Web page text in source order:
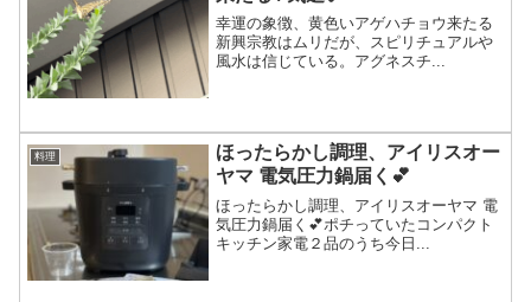
幸運の象徴、黄色いアゲハチョウ来たる
新興宗教はムリだが、スピリチュアルや
風水は信じている。アグネスチ...
料理
ほったらかし調理、アイリスオー
ヤマ 電気圧力鍋届く💕
ほったらかし調理、アイリスオーヤマ 電
気圧力鍋届く💕ポチっていたコンパクト
キッチン家電２品のうち今日...